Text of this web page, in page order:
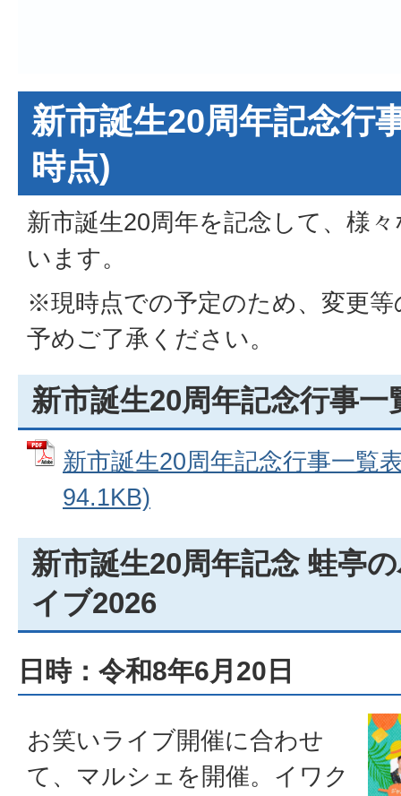
新市誕生20周年記念行
時点)
新市誕生20周年を記念して、様
います。
※現時点での予定のため、変更
予めご了承ください。
新市誕生20周年記念行事一
新市誕生20周年記念行事一覧
94.1KB)
新市誕生20周年記念 蛙亭
イブ2026
日時：令和8年6月20日
お笑いライブ開催に合わせ
て、マルシェを開催。イワク